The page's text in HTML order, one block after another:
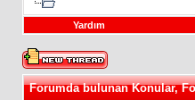
Yardım
Forumda bulunan Konular,